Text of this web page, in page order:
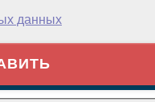
данных